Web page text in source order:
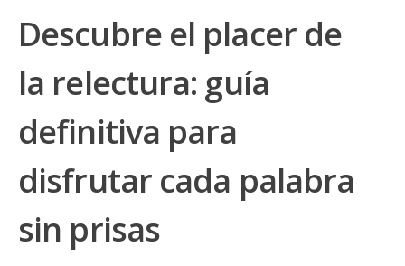
Descubre el placer de
la relectura: guía
definitiva para
disfrutar cada palabra
sin prisas